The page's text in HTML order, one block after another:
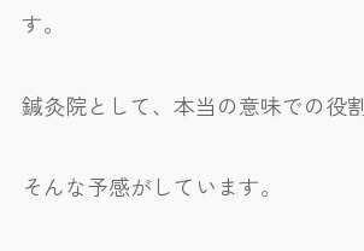
す。
鍼灸院として、本当の意味での役
そんな予感がしています。